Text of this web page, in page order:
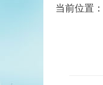
当前位置：